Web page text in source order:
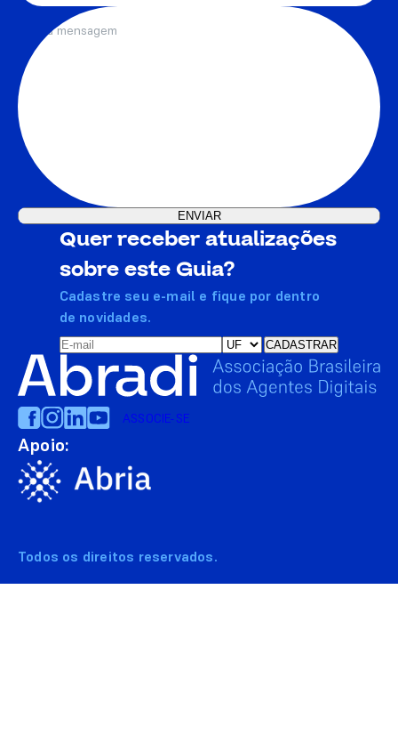
Quer receber atualizações
sobre este Guia?
Cadastre seu e-mail e fique por dentro
de novidades.
ASSOCIE-SE
Apoio:
Todos os direitos reservados.